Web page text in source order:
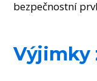
bezpečnostní
Výjimky